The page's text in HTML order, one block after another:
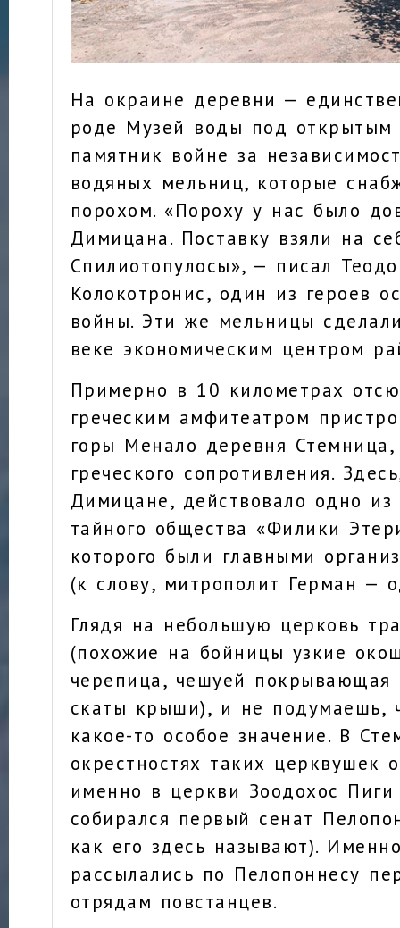
На окраине деревни —
роде Музей воды под
памятник войне за
водяных мельниц, которые
порохом. «Пороху у нас было
Димицана. Поставку взяли на
Спилиотопулосы», — писал
Колокотронис, один из героев
войны. Эти же мельницы
веке экономическим центром
Примерно в 10 километрах
греческим амфитеатром
горы Менало деревня
греческого сопротивления.
Димицане, действовало одно из
тайного общества «Филики
которого были главными
(к слову, митрополит Герман —
Глядя на небольшую церковь
(похожие на бойницы узкие
черепица, чешуей покрывающая
скаты крыши), и не подумаешь,
какое-то особое значение. В
окрестностях таких церквушек
именно в церкви Зоодохос
собирался первый сенат
как его здесь называют).
рассылались по Пелопоннесу
отрядам повстанцев.